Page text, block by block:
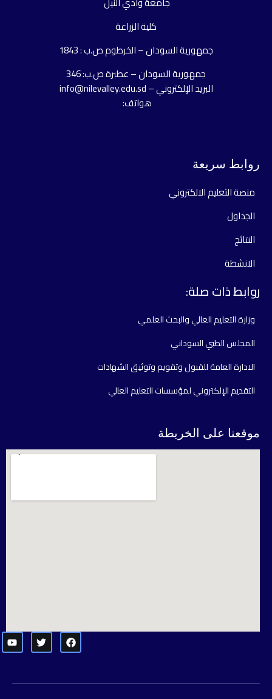
كلية الزراعة
جمهورية السودان – الخرطوم ص.ب : 1843
جمهورية السودان – عطبرة ص.ب: 346
البريد الإلكتروني – info@nilevalley.edu.sd
هواتف:
روابط سريعة
منصة التعليم الالكتروني
الجداول
النتائج
الانشطة
روابط ذات صلة:
وزارة التعليم العالي والبحث العلمي
المجلس الطبي السوداني
الادارة العامة للقبول وتقويم وتوثيق الشهادات
التقديم الإلكتروني لمؤسسات التعليم العالي
موقعنا على الخريطة